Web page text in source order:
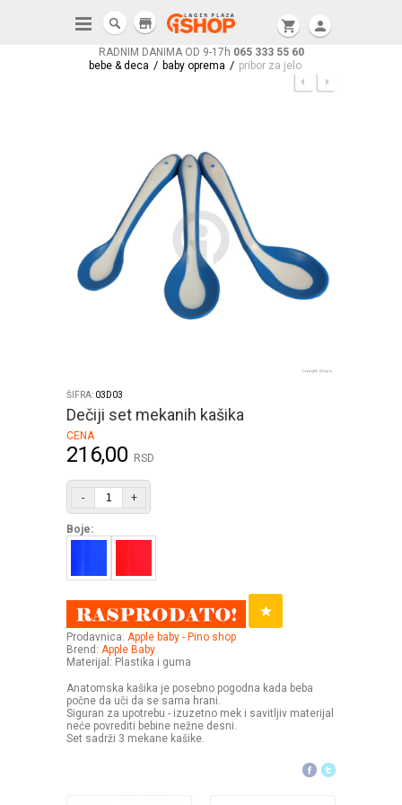
RADNIM DANIMA OD 9-17h 065 333 55 60
shopping_cart person
store
bebe & deca / baby oprema / pribor za jelo
ŠIFRA: 03D03
Dečiji set mekanih kašika
CENA
216,00 RSD
- +
Boje:
Prodavnica: Apple baby - Pino shop
Brend: Apple Baby
Materijal: Plastika i guma
Anatomska kašika je posebno pogodna kada beba
počne da uči da se sama hrani.
Siguran za upotrebu - izuzetno mek i savitljiv materijal
neće povrediti bebine nežne desni.
Set sadrži 3 mekane kašike.